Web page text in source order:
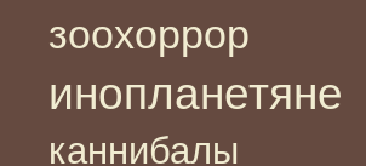
зоохоррор
инопланетяне
каннибалы